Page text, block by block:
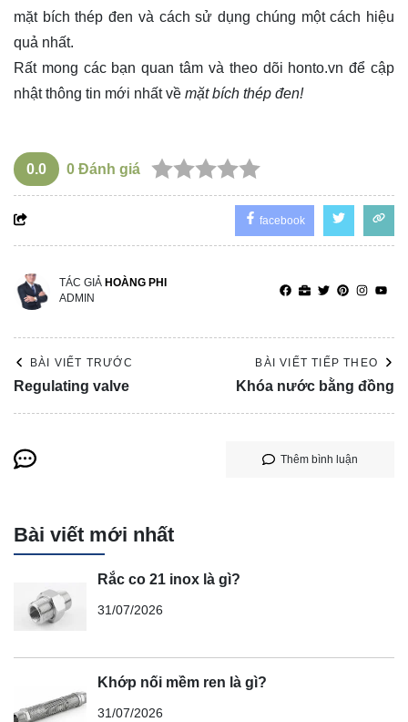
mặt bích thép đen và cách sử dụng chúng một cách hiệu
quả nhất.
Rất mong các bạn quan tâm và theo dõi honto.vn để cập
nhật thông tin mới nhất về mặt bích thép đen!
0.0 0 Đánh giá
facebook
TÁC GIẢ HOÀNG PHI
ADMIN
BÀI VIẾT TRƯỚC
Regulating valve
BÀI VIẾT TIẾP THEO
Khóa nước bằng đồng
Thêm bình luận
Bài viết mới nhất
Rắc co 21 inox là gì?
31/07/2026
Khớp nối mềm ren là gì?
31/07/2026